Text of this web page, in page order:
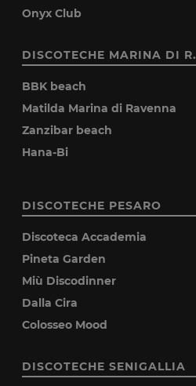
Onyx Club
DISCOTECHE MARINA DI R.
BBK beach
Matilda Marina di Ravenna
Zanzibar beach
Hana-Bi
DISCOTECHE PESARO
Discoteca Accademia
Pineta Garden
Miù Discodinner
Dalla Cira
Colosseo Mood
DISCOTECHE SENIGALLIA